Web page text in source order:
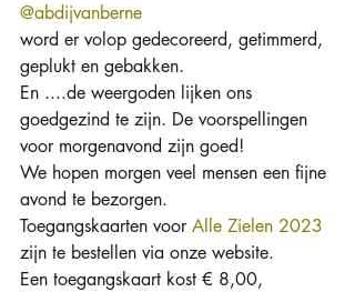
@abdijvanberne
word er volop gedecoreerd, getimmerd,
geplukt en gebakken.
En ....de weergoden lijken ons
goedgezind te zijn. De voorspellingen
voor morgenavond zijn goed!
We hopen morgen veel mensen een fijne
avond te bezorgen.
Toegangskaarten voor Alle Zielen 2023
zijn te bestellen via onze website.
Een toegangskaart kost € 8,00,